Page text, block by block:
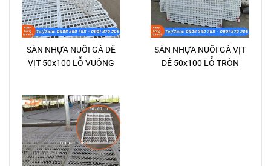
SÀN NHỰA NUÔI GÀ DÊ
VỊT 50x100 LỖ VUÔNG
SÀN NHỰA NUÔI GÀ VỊT
DÊ 50x100 LỖ TRÒN